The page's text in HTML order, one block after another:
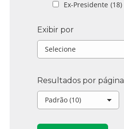
Ex-Presidente (18)
Exibir por
Resultados por página